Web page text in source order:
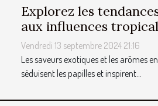
Explorez les
aux influences
Vendredi 13 septembre 2024 21:16
Les saveurs exotiques et les arômes
séduisent les papilles et inspirent...